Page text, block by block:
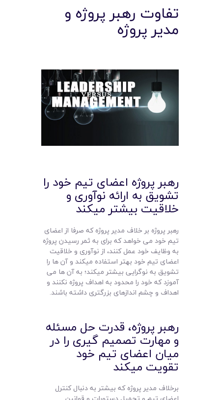
تفاوت رهبر پروژه و
مدیر پروژه
رهبر پروژه اعضای تیم خود را
تشویق به ارائه نوآوری و
خلاقیت بیشتر میکند
رهبر پروژه بر خلاف مدیر پروژه که صرفا از اعضای
تیم خود می خواهد که برای به ثمر رسیدن پروژه
به وظایف خود عمل کنند، از نوآوری و خلاقیت
اعضای تیم خود بهتر استفاده میکند و آن ها را
تشویق به نوگرایی بیشتر میکند؛ به آن ها می
آموزد که خود را محدود به اهداف پروژه نکنند و
اهداف و چشم اندازهای بزرگتری داشته باشند.
رهبر پروژه، قدرت حل مسئله
و مهارت تصمیم گیری را در
میان اعضای تیم خود
تقویت میکند
برخلاف مدیر پروژه که بیشتر به دنبال کنترل